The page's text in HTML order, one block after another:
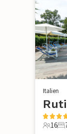
Italien
16
16
7